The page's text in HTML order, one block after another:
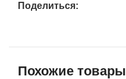
Поделиться:
Похожие товары